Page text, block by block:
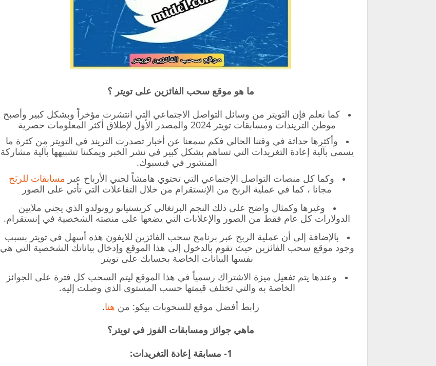
ما هو موقع سحب الفائزين على تويتر ؟
كما نعلم فإن التويتر من وسائل التواصل الاجتماعي التي انتشرت مؤخراً وبشكل كبير وأصبح
موطن التريندات ومسابقات تويتر 2024 والمصدر الأول لإطلاق أكثر المعلومات حصرية
وأكثرها حداثة في وقتنا الحالي فكم سمعنا عن أخبار تصدرت التريند في التويتر من كثرة ما
يسمى بآلية إعادة التغريدات التي تساهم بشكل كبير في نشر الخبر ويمكننا تشبيهها بآلية مشاركة
المنشور في فيسبوك.
وكما كل منصات التواصل الإجتماعي التي تحتوي هامشاً لجني الأرباح عبر مسابقات للربَح
مجانا ، كما في عملية الربح من الإنستقرام من خلال التفاعلات التي تأتي على الصور
وغيرها وكمثال واضح على ذلك النجم البرتغالي كريستيانو رونولدو الذي يجني ملايين
الدولارات كل عام فقط من الصور والإعلانات التي يضعها على منصته الشخصية في إنستقرام.
بالإضافة إلى أن عملية الربح عبر برنامج سحب الفائزين للايفون هذه أسهل في تويتر بسبب
وجود موقع سحب الفائزين حيث تقوم بالدخول إلى هذا الموقع وإدخال بياناتك الشخصية التي هي
نفسها البيانات الخاصة بحسابك على تويتر
وعندها يتم تفعيل ميزة الاشتراك رسمياً في هذا الموقع ليتم السحب كل فترة على الجوائز
الخاصة به والتي تختلف قيمتها حسب المستوى الذي وصلت إليه.
رابط أفضل موقع للسحوبات بيكو: من هنا.
ماهي جوائز ومسابقات الفوز في تويتر؟
1- مسابقة إعادة التغريدات: